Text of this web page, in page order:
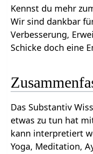
Kennst du mehr
Wir sind dankbar
Verbesserung,
Schicke doch eine
Das Substantiv
etwas zu tun hat
kann interpretiert
Yoga, Meditation,